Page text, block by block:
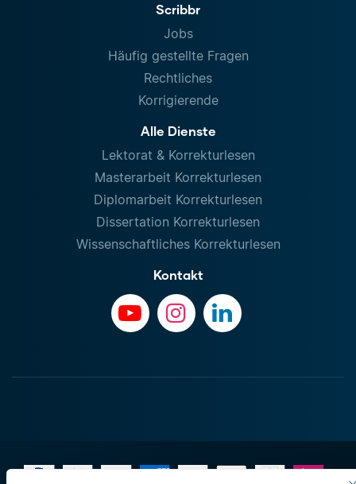
Scribbr
Jobs
Häufig gestellte Fragen
Rechtliches
Korrigierende
Alle Dienste
Lektorat & Korrekturlesen
Masterarbeit Korrekturlesen
Diplomarbeit Korrekturlesen
Dissertation Korrekturlesen
Wissenschaftliches Korrekturlesen
Kontakt